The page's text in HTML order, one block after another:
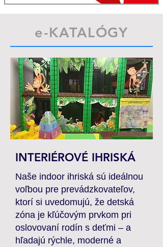
e-KATALÓGY
INTERIÉROVÉ IHRISKÁ
Naše indoor ihriská sú ideálnou
voľbou pre prevádzkovateľov,
ktorí si uvedomujú, že detská
zóna je kľúčovým prvkom pri
oslovovaní rodín s deťmi – a
hľadajú rýchle, moderné a